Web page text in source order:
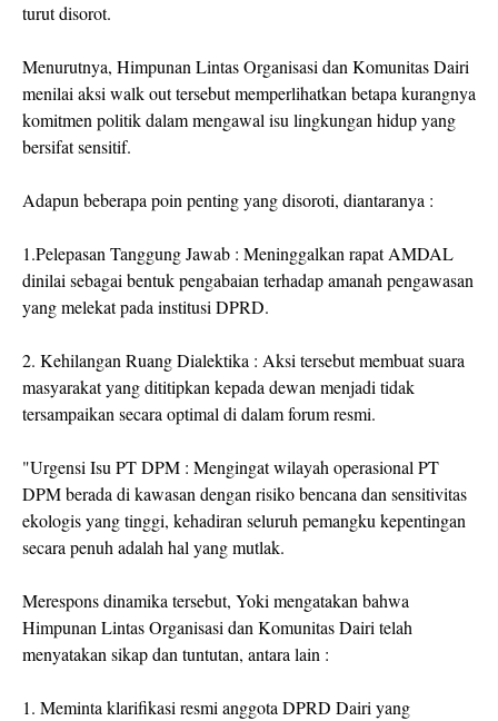
turut disorot.
Menurutnya, Himpunan Lintas Organisasi dan Komunitas Dairi
menilai aksi walk out tersebut memperlihatkan betapa kurangnya
komitmen politik dalam mengawal isu lingkungan hidup yang
bersifat sensitif.
Adapun beberapa poin penting yang disoroti, diantaranya :
1.Pelepasan Tanggung Jawab : Meninggalkan rapat AMDAL
dinilai sebagai bentuk pengabaian terhadap amanah pengawasan
yang melekat pada institusi DPRD.
2. Kehilangan Ruang Dialektika : Aksi tersebut membuat suara
masyarakat yang dititipkan kepada dewan menjadi tidak
tersampaikan secara optimal di dalam forum resmi.
"Urgensi Isu PT DPM : Mengingat wilayah operasional PT
DPM berada di kawasan dengan risiko bencana dan sensitivitas
ekologis yang tinggi, kehadiran seluruh pemangku kepentingan
secara penuh adalah hal yang mutlak.
Merespons dinamika tersebut, Yoki mengatakan bahwa
Himpunan Lintas Organisasi dan Komunitas Dairi telah
menyatakan sikap dan tuntutan, antara lain :
1. Meminta klarifikasi resmi anggota DPRD Dairi yang